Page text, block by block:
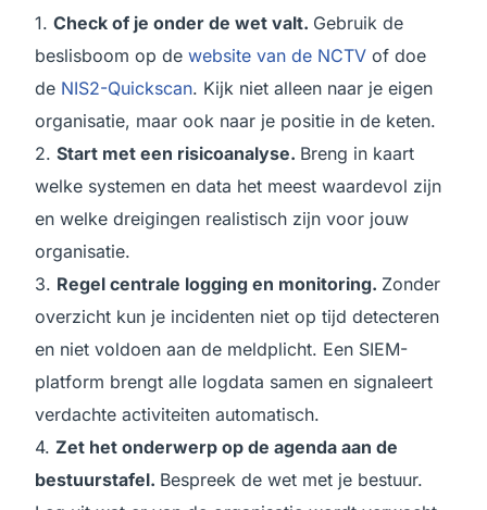
1.Check of je onder de wet valt. Gebruik de
beslisboom op dewebsite van de NCTV of doe
de NIS2-Quickscan. Kijk niet alleen naar je eigen
organisatie, maar ook naar je positie in de keten.
2.Start met een risicoanalyse. Breng in kaart
welke systemen en data het meest waardevol zijn
en welke dreigingen realistisch zijn voor jouw
organisatie.
3. Regel centrale logging en monitoring. Zonder
overzicht kun je incidenten niet op tijd detecteren
en niet voldoen aan de meldplicht. Een SIEM-
platform brengt alle logdata samen en signaleert
verdachte activiteiten automatisch.
4.Zet het onderwerp op de agenda aan de
bestuurstafel. Bespreek de wet met je bestuur.